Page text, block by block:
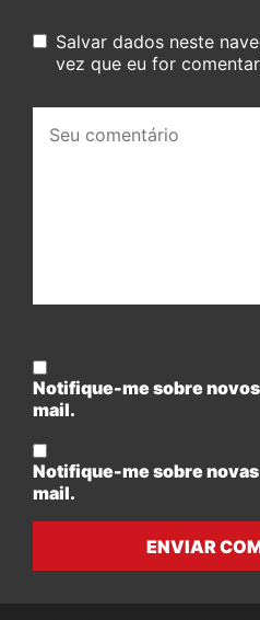
Salvar dados neste
vez que eu for
comentário:
Notifique-me sobre
mail.
Notifique-me sobre
mail.
ENVIAR